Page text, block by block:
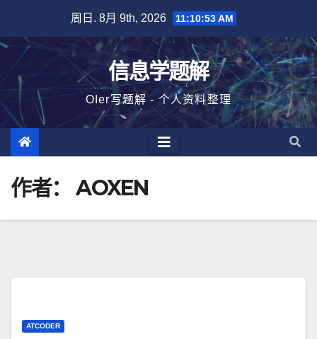
内
容
周日. 8月 9th, 2026 11:10:53 AM
信息学题解
OIer写题解 - 个人资料整理
作者： AOXEN
ATCODER